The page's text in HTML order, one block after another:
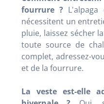
fourrure ?
nécessitent un
pluie, laissez sécher
toute source de
complet, adressez-
et de la fourrure.
La veste est-elle